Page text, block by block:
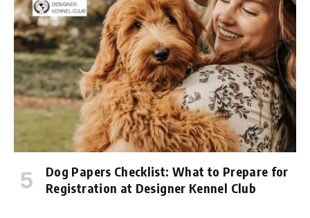
Dog Papers Checklist: What to Prepare for
Registration at Designer Kennel Club